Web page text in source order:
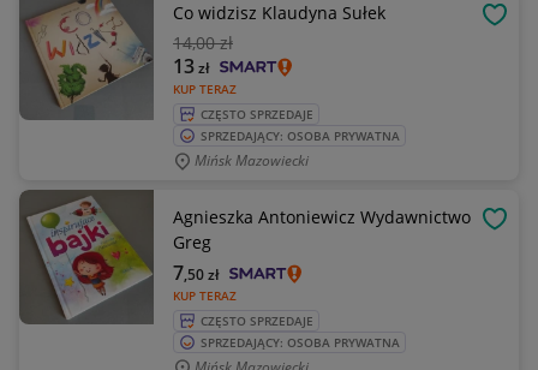
Co widzisz Klaudyna Sułek
14,00 zł
KUP TERAZ
13zł
CZĘSTO SPRZEDAJE
SPRZEDAJĄCY: OSOBA PRYWATNA
Mińsk Mazowiecki
Agnieszka Antoniewicz Wydawnictwo
Greg
KUP TERAZ
7,50zł
CZĘSTO SPRZEDAJE
SPRZEDAJĄCY: OSOBA PRYWATNA